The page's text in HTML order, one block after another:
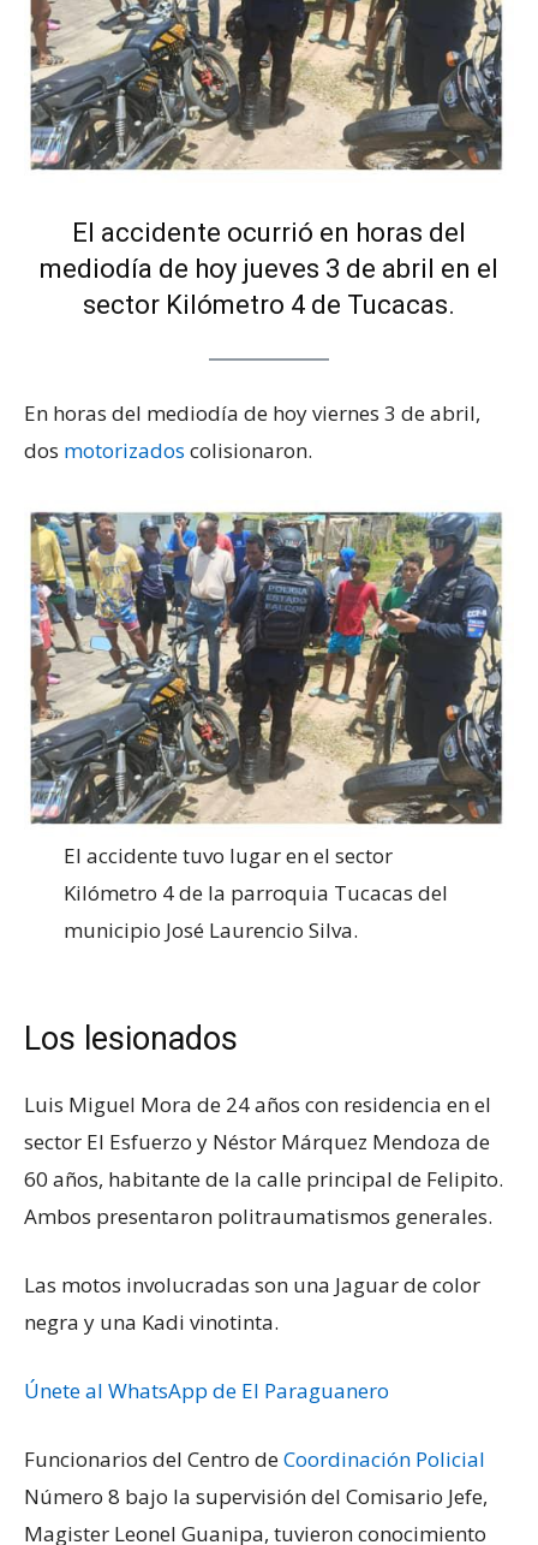
El accidente ocurrió en horas del
mediodía de hoy jueves 3 de abril en el
sector Kilómetro 4 de Tucacas.
En horas del mediodía de hoy viernes 3 de abril,
dos motorizados colisionaron.
El accidente tuvo lugar en el sector
Kilómetro 4 de la parroquia Tucacas del
municipio José Laurencio Silva.
Los lesionados
Luis Miguel Mora de 24 años con residencia en el
sector El Esfuerzo y Néstor Márquez Mendoza de
60 años, habitante de la calle principal de Felipito.
Ambos presentaron politraumatismos generales.
Las motos involucradas son una Jaguar de color
negra y una Kadi vinotinta.
Únete al WhatsApp de El Paraguanero
Funcionarios del Centro deCoordinación Policial
Número 8 bajo la supervisión del Comisario Jefe,
Magister Leonel Guanipa, tuvieron conocimiento